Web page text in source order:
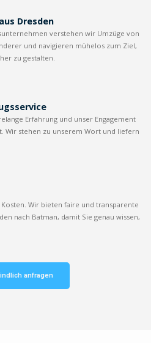
Dresden
verstehen wir Umzüge von
und navigieren mühelos zum Ziel,
zu gestalten.
Erfahrung und unser Engagement
Wir stehen zu unserem Wort und liefern
Wir bieten faire und transparente
nach Batman, damit Sie genau wissen,
anfragen